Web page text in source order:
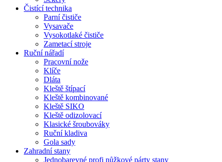
Čistící technika
Parní čističe
Vysavače
Vysokotlaké čističe
Zametací stroje
Ruční nářadí
Pracovní nože
Klíče
Dláta
Kleště štípací
Kleště kombinované
Kleště SIKO
Kleště odizolovací
Klasické šroubováky
Ruční kladiva
Gola sady
Zahradní stany
Jednobarevné profi nůžkové párty stany